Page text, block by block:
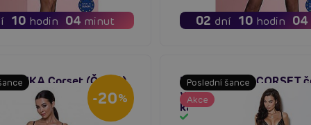
10 hodin 04 minut 02 dní 10 hodin 04
-20%
Corset (Černý)
Poslední šance
Akce
Passion ERZA CORSET
vyzývavý erotický
kalhotkami